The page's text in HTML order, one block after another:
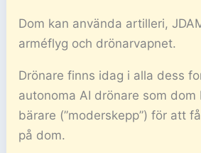
Dom kan använda artilleri,
arméflyg och drönarvapnet.
Drönare finns idag i alla dess
autonoma AI drönare som
bärare (”moderskepp”) för att
på dom.